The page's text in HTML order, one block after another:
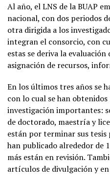
Al año, el LNS de la BUAP
nacional, con dos periodos
otra dirigida a los
integran el consorcio, con
estas se deriva la
asignación de recursos,
En los últimos tres años se
con lo cual se han
investigación importantes:
de doctorado, maestría y
están por terminar sus tesis
han publicado alrededor de
más están en revisión.
artículos de divulgación y